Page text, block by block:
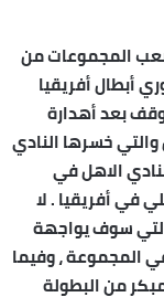
المجموعات من
المأهلة لدور ال16 من دوري أبطال أفريقيا
بعد أهدارة
خسرها النادي
الاهل في
في أفريقيا. لا
سوف يواجهة
المجموعة ، وفيما
من البطولة